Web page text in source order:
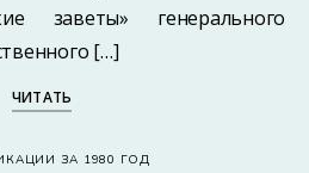
заветы» генерального
[…]
ЧИТАТЬ
ЗА 1980 ГОД